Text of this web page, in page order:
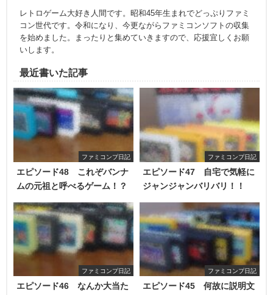
レトロゲーム大好き人間です。昭和45年生まれでどっぷりファミ
コン世代です。令和になり、今更ながらファミコンソフトの収集
を始めました。まったりと集めていきますので、応援宜しくお願
いします。
最近書いた記事
ファミコンプ日記
エピソード48 これぞバンナ
ムの元祖と呼べるゲーム！？
ファミコンプ日記
エピソード47 自宅で気軽に
ジャンジャンバリバリ！！
ファミコンプ日記
エピソード46 なんか大当た
ファミコンプ日記
エピソード45 何故に説明文